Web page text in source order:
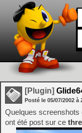
[Plugin]
Posté le 05/07/2002 à
Quelques screenshots
ont été post sur ce